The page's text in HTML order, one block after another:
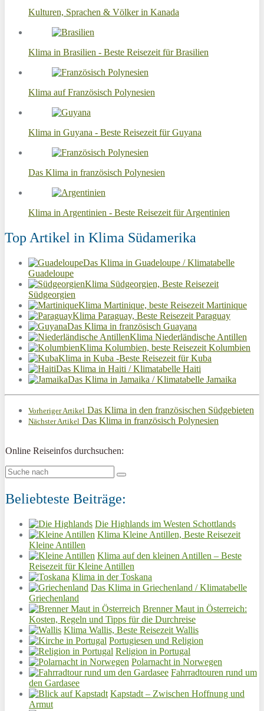
Kulturen, Sprachen & Völker in Kanada
Klima in Brasilien - Beste Reisezeit für Brasilien
Klima auf Französisch Polynesien
Klima in Guyana - Beste Reisezeit für Guyana
Das Klima in französisch Polynesien
Klima in Argentinien - Beste Reisezeit für Argentinien
Top Artikel in Klima Südamerika
Das Klima in Guadeloupe / Klimatabelle
Guadeloupe
Klima Südgeorgien, Beste Reisezeit
Südgeorgien
Klima Martinique, beste Reisezeit Martinique
Klima Paraguay, Beste Reisezeit Paraguay
Das Klima in französisch Guayana
Klima Niederländische Antillen
Klima Kolumbien, beste Reisezeit Kolumbien
Klima in Kuba -Beste Reisezeit für Kuba
Das Klima in Haiti / Klimatabelle Haiti
Das Klima in Jamaika / Klimatabelle Jamaika
Vorheriger Artikel Das Klima in den französischen Südgebieten
Nächster Artikel Das Klima in französisch Polynesien
Online Reiseinfos durchsuchen:
Beliebteste Beiträge:
Die Highlands im Westen Schottlands
Klima Kleine Antillen, Beste Reisezeit
Kleine Antillen
Klima auf den kleinen Antillen – Beste
Reisezeit für Kleine Antillen
Klima in der Toskana
Das Klima in Griechenland / Klimatabelle
Griechenland
Brenner Maut in Österreich:
Kosten, Regeln und Tipps für die Durchreise
Klima Wallis, Beste Reisezeit Wallis
Portugiesen und Religion
Religion in Portugal
Polarnacht in Norwegen
Fahrradtouren rund um
den Gardasee
Kapstadt – Zwischen Hoffnung und
Armut